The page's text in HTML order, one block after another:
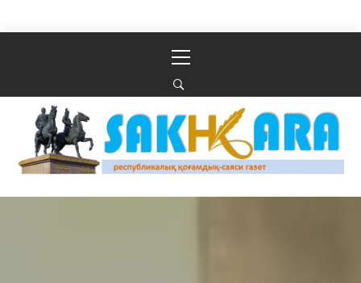
Перейти к содержимому
меню
Республикалық қоғамдық-саяси газеті